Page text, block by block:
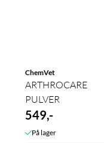
ChemVet
ARTHROCARE
PULVER
549,-
På lager